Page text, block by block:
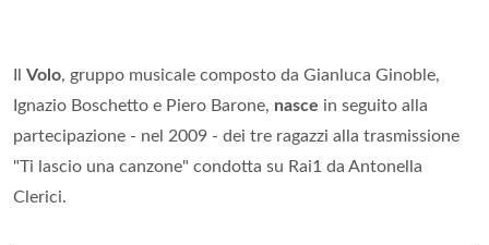
Volo, gruppo musicale composto da Gianluca Ginoble,
Ignazio Boschetto e Piero Barone, nasce in seguito alla
partecipazione - nel 2009 - dei tre ragazzi alla trasmissione
"Ti lascio una canzone" condotta su Rai1 da Antonella
Clerici.